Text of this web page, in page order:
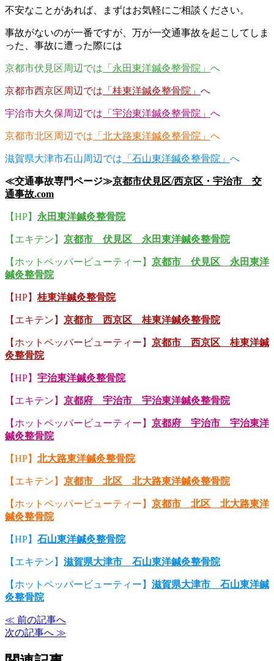
不安なことがあれば、まずはお気軽にご相談ください。
事故がないのが一番ですが、万が一交通事故を起こしてしま
った、事故に遭った際には
京都市伏見区周辺では 「永田東洋鍼灸整骨院」 へ
京都市西京区周辺では 「桂東洋鍼灸整骨院」 へ
宇治市大久保周辺では 「宇治東洋鍼灸整骨院」 へ
京都市北区周辺では 「北大路東洋鍼灸整骨院」 へ
滋賀県大津市石山周辺では 「石山東洋鍼灸整骨院」 へ
≪交通事故専門ページ≫京都市伏見区/西京区・宇治市 交
通事故.com
【HP】 永田東洋鍼灸整骨院
【エキテン】 京都市 伏見区 永田東洋鍼灸整骨院
【ホットペッパービューティー】 京都市 伏見区 永田東洋
鍼灸整骨院
【HP】 桂東洋鍼灸整骨院
【エキテン】 京都市 西京区 桂東洋鍼灸整骨院
【ホットペッパービューティー】 京都市 西京区 桂東洋鍼
灸整骨院
【HP】 宇治東洋鍼灸整骨院
【エキテン】 京都府 宇治市 宇治東洋鍼灸整骨院
【ホットペッパービューティー】 京都府 宇治市 宇治東洋
鍼灸整骨院
【HP】 北大路東洋鍼灸整骨院
【エキテン】 京都市 北区 北大路東洋鍼灸整骨院
【ホットペッパービューティー】 京都市 北区 北大路東洋
鍼灸整骨院
【HP】 石山東洋鍼灸整骨院
【エキテン】 滋賀県大津市 石山東洋鍼灸整骨院
【ホットペッパービューティー】 滋賀県大津市 石山東洋鍼
灸整骨院
≪ 前の記事へ
次の記事へ ≫